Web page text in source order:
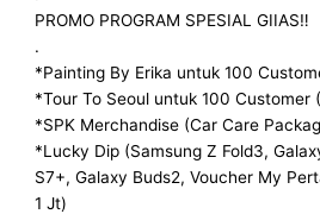
PROMO PROGRAM SPESIAL GIIAS‼️
.
*Painting By Erika untuk 100
*Tour To Seoul untuk 100 Customer
*SPK Merchandise (Car Care
*Lucky Dip (Samsung Z Fold3,
S7+, Galaxy Buds2, Voucher My
1 Jt)